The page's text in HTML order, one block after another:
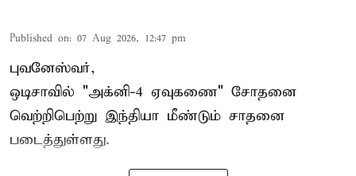
Published on: 07 Aug 2026, 12:47 pm
புவனேஸ்வர்,
ஒடிசாவில் "அக்னி-4 ஏவுகணை" சோதனை
வெற்றிபெற்று இந்தியா மீண்டும் சாதனை
படைத்துள்ளது.